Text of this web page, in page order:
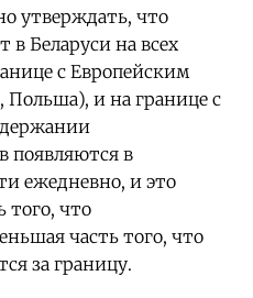
утверждать, что
в Беларуси на всех
с Европейским
и на границе с
появляются в
ежедневно, и это
того, что
часть того, что
за границу.